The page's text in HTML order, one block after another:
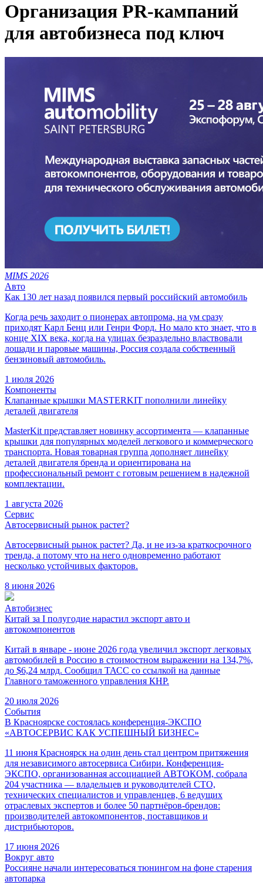
Организация PR-кампаний
для автобизнеса под ключ
MIMS 2026
Авто
Как 130 лет назад появился первый российский автомобиль
Когда речь заходит о пионерах автопрома, на ум сразу
приходят Карл Бенц или Генри Форд. Но мало кто знает, что в
конце XIX века, когда на улицах безраздельно властвовали
лошади и паровые машины, Россия создала собственный
бензиновый автомобиль.
1 июля 2026
Компоненты
Клапанные крышки MASTERKIT пополнили линейку
деталей двигателя
MasterKit представляет новинку ассортимента — клапанные
крышки для популярных моделей легкового и коммерческого
транспорта. Новая товарная группа дополняет линейку
деталей двигателя бренда и ориентирована на
профессиональный ремонт с готовым решением в надежной
комплектации.
1 августа 2026
Сервис
Автосервисный рынок растет?
Автосервисный рынок растет? Да, и не из-за краткосрочного
тренда, а потому что на него одновременно работают
несколько устойчивых факторов.
8 июня 2026
Автобизнес
Китай за I полугодие нарастил экспорт авто и
автокомпонентов
Китай в январе - июне 2026 года увеличил экспорт легковых
автомобилей в Россию в стоимостном выражении на 134,7%,
до $6,24 млрд. Сообщил ТАСС со ссылкой на данные
Главного таможенного управления КНР.
20 июля 2026
События
В Красноярске состоялась конференция-ЭКСПО
«АВТОСЕРВИС КАК УСПЕШНЫЙ БИЗНЕС»
11 июня Красноярск на один день стал центром притяжения
для независимого автосервиса Сибири. Конференция-
ЭКСПО, организованная ассоциацией АВТОКОМ, собрала
204 участника — владельцев и руководителей СТО,
технических специалистов и управленцев, 6 ведущих
отраслевых экспертов и более 50 партнёров-брендов:
производителей автокомпонентов, поставщиков и
дистрибьюторов.
17 июня 2026
Вокруг авто
Россияне начали интересоваться тюнингом на фоне старения
автопарка